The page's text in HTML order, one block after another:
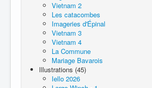
Vietnam 2
Les catacombes
Imageries d'Épinal
Vietnam 3
Vietnam 4
La Commune
Mariage Bavarois
Illustrations (45)
Iello 2026